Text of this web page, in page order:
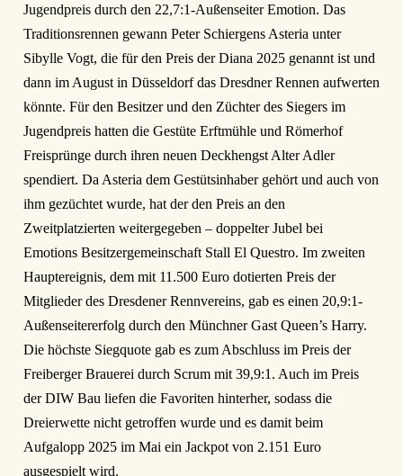
Jugendpreis durch den 22,7:1-Außenseiter Emotion. Das
Traditionsrennen gewann Peter Schiergens Asteria unter
Sibylle Vogt, die für den Preis der Diana 2025 genannt ist und
dann im August in Düsseldorf das Dresdner Rennen aufwerten
könnte. Für den Besitzer und den Züchter des Siegers im
Jugendpreis hatten die Gestüte Erftmühle und Römerhof
Freisprünge durch ihren neuen Deckhengst Alter Adler
spendiert. Da Asteria dem Gestütsinhaber gehört und auch von
ihm gezüchtet wurde, hat der den Preis an den
Zweitplatzierten weitergegeben – doppelter Jubel bei
Emotions Besitzergemeinschaft Stall El Questro. Im zweiten
Hauptereignis, dem mit 11.500 Euro dotierten Preis der
Mitglieder des Dresdener Rennvereins, gab es einen 20,9:1-
Außenseitererfolg durch den Münchner Gast Queen’s Harry.
Die höchste Siegquote gab es zum Abschluss im Preis der
Freiberger Brauerei durch Scrum mit 39,9:1. Auch im Preis
der DIW Bau liefen die Favoriten hinterher, sodass die
Dreierwette nicht getroffen wurde und es damit beim
Aufgalopp 2025 im Mai ein Jackpot von 2.151 Euro
ausgespielt wird.